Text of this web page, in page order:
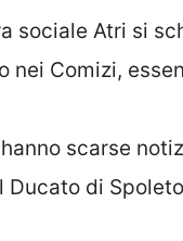
sociale Atri si
nei Comizi,
scarse
di